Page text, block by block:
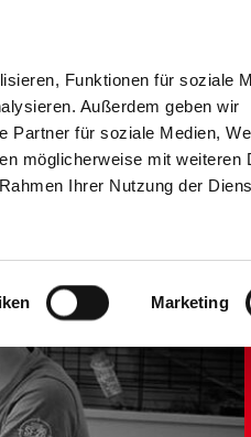
Funktionen für soziale
Außerdem geben wir
Partner für soziale Medien,
möglicherweise mit weiteren
Ihrer Nutzung der
Marketing
Angebote